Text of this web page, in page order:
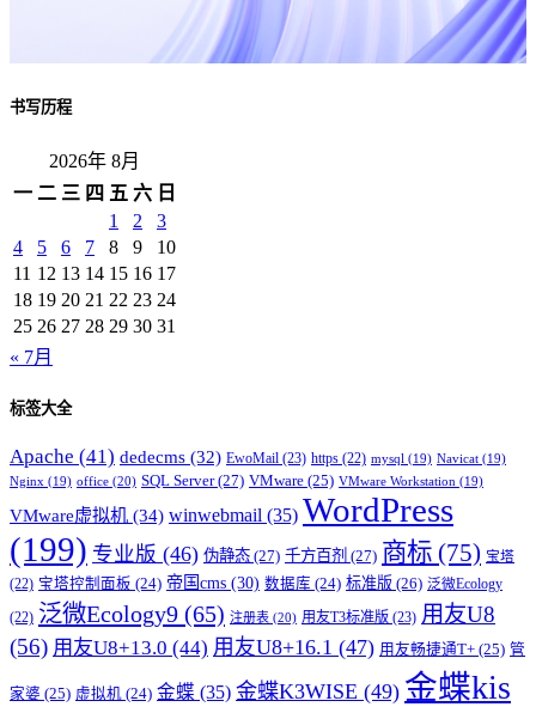
书写历程
2026年 8月
一 二 三 四 五 六 日
1
2
3
4
5 6 7 8 9
10
11 12 13 14 15 16 17
18 19 20 21 22 23 24
25 26 27 28 29 30 31
« 7月
标签大全
Apache (41) dedecms (32) EwoMail (23) https (22) mysql (19) Navicat (19)
Nginx (19) office (20) SQL Server(27) VMware (25) VMware Workstation (19)
VMware虚拟机 (34) winwebmail (35) WordPress
(199) 专业版 (46) 伪静态 (27) 千方百剂 (27) 商标 (75) 宝塔
(22) 宝塔控制面板 (24) 帝国cms (30) 数据库 (24) 标准版 (26) 泛微Ecology
(22) 泛微Ecology9 (65) 注册表 (20) 用友T3标准版 (23) 用友U8
(56) 用友U8+13.0 (44) 用友U8+16.1 (47) 用友畅捷通T+ (25) 管
家婆 (25) 虚拟机 (24) 金蝶 (35) 金蝶K3WISE (49) 金蝶kis